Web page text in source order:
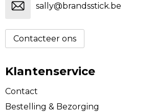
sally@brandsstick.be
Contacteer ons
Klantenservice
Contact
Bestelling & Bezorging